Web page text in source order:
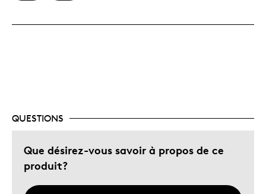
Très bonne qualité
Cadeau de Noël
Cadeau pour adulte
QUESTIONS
Que désirez-vous savoir à propos de ce
produit?